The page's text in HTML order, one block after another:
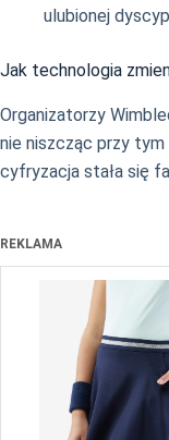
ulubionej
Jak technologia
Organizatorzy
nie niszcząc przy
cyfryzacja stała się
REKLAMA